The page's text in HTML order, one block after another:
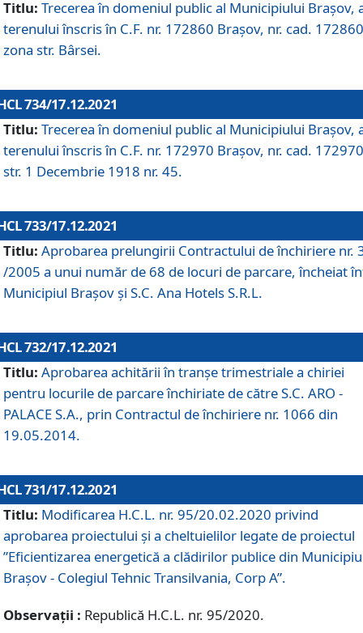
Titlu: Trecerea în domeniul public al Municipiului Braşov,
terenului înscris în C.F. nr. 172860 Brașov, nr. cad.
zona str. Bârsei.
734/17.12.2021
Titlu: Trecerea în domeniul public al Municipiului Braşov,
terenului înscris în C.F. nr. 172970 Brașov, nr. cad.
str. 1 Decembrie 1918 nr. 45.
733/17.12.2021
Titlu: Aprobarea prelungirii Contractului de închiriere nr.
/2005 a unui număr de 68 de locuri de parcare, încheiat
Municipiul Braşov şi S.C. Ana Hotels S.R.L.
732/17.12.2021
Titlu: Aprobarea achitării în tranșe trimestriale a chiriei
pentru locurile de parcare închiriate de către S.C. ARO -
PALACE S.A., prin Contractul de închiriere nr. 1066 din
19.05.2014.
731/17.12.2021
Titlu: Modificarea H.C.L. nr. 95/20.02.2020 privind
aprobarea proiectului și a cheltuielilor legate de proiectul
”Eficientizarea energetică a clădirilor publice din
Brașov - Colegiul Tehnic Transilvania, Corp A”.
Observații : Republică H.C.L. nr. 95/2020.